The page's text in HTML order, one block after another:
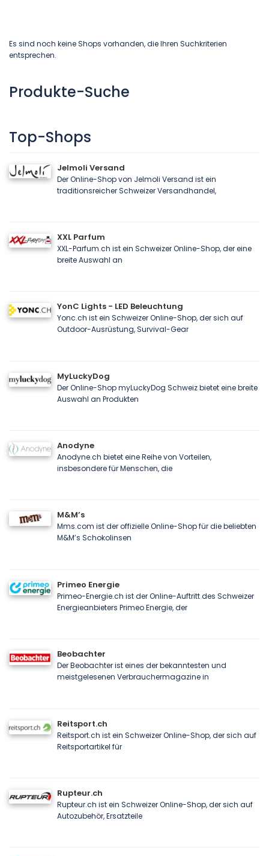
Es sind noch keine Shops vorhanden, die Ihren Suchkriterien
entsprechen.
Produkte-Suche
Top-Shops
Jelmoli Versand
Der Online-Shop von Jelmoli Versand ist ein
traditionsreicher Schweizer Versandhandel,
XXL Parfum
XXL-Parfum.ch ist ein Schweizer Online-Shop, der eine
breite Auswahl an
YonC Lights - LED Beleuchtung
Yonc.ch ist ein Schweizer Online-Shop, der sich auf
Outdoor-Ausrüstung, Survival-Gear
MyLuckyDog
Der Online-Shop myLuckyDog Schweiz bietet eine breite
Auswahl an Produkten
Anodyne
Anodyne.ch bietet eine Reihe von Vorteilen,
insbesondere für Menschen, die
M&M’s
Mms.com ist der offizielle Online-Shop für die beliebten
M&M’s Schokolinsen
Primeo Energie
Primeo-Energie.ch ist der Online-Auftritt des Schweizer
Energieanbieters Primeo Energie, der
Beobachter
Der Beobachter ist eines der bekanntesten und
meistgelesenen Verbrauchermagazine in
Reitsport.ch
Reitsport.ch ist ein Schweizer Online-Shop, der sich auf
Reitsportartikel für
Rupteur.ch
Rupteur.ch ist ein Schweizer Online-Shop, der sich auf
Autozubehör, Ersatzteile